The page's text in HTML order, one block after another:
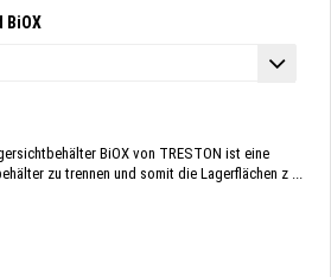
BiOX
BiOX von TRESTON ist eine
zu trennen und somit die Lagerflächen z ...